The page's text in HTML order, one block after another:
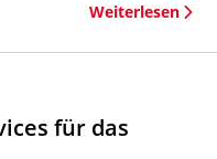
Weiterlesen
für das